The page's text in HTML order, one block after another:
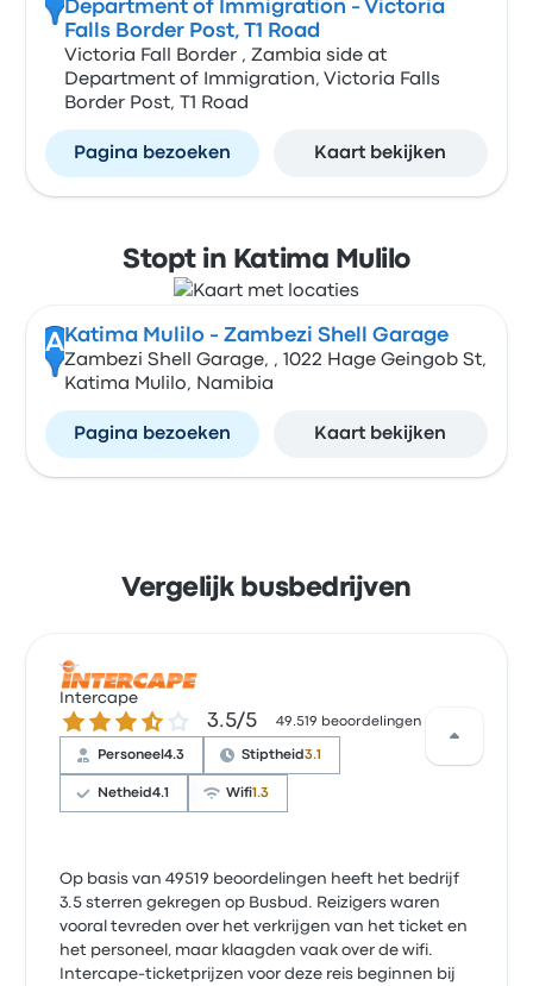
Department of Immigration - Victoria
Falls Border Post, T1 Road
Victoria Fall Border , Zambia side at
Department of Immigration, Victoria Falls
Border Post, T1 Road
Pagina bezoeken Kaart bekijken
Stopt in Katima Mulilo
A Katima Mulilo - Zambezi Shell Garage
Zambezi Shell Garage, , 1022 Hage Geingob St,
Katima Mulilo, Namibia
Pagina bezoeken Kaart bekijken
Vergelijk busbedrijven
Intercape
3.5 van de 5 sterren
3.5/5 49.519 beoordelingen
Personeel4.3 Stiptheid3.1
Netheid4.1 Wifi1.3
Op basis van 49519 beoordelingen heeft het bedrijf
3.5 sterren gekregen op Busbud. Reizigers waren
vooral tevreden over het verkrijgen van het ticket en
het personeel, maar klaagden vaak over de wifi.
Intercape-ticketprijzen voor deze reis beginnen bij